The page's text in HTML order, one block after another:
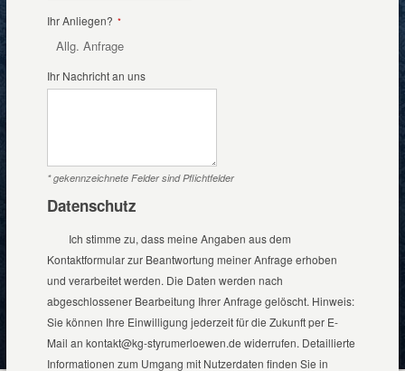
Ihr Anliegen? *
Allg. Anfrage
Ihr Nachricht an uns
* gekennzeichnete Felder sind Pflichtfelder
Datenschutz
Ich stimme zu, dass meine Angaben aus dem
Kontaktformular zur Beantwortung meiner Anfrage erhoben
und verarbeitet werden. Die Daten werden nach
abgeschlossener Bearbeitung Ihrer Anfrage gelöscht. Hinweis:
Sie können Ihre Einwilligung jederzeit für die Zukunft per E-
Mail an kontakt@kg-styrumerloewen.de widerrufen. Detaillierte
Informationen zum Umgang mit Nutzerdaten finden Sie in